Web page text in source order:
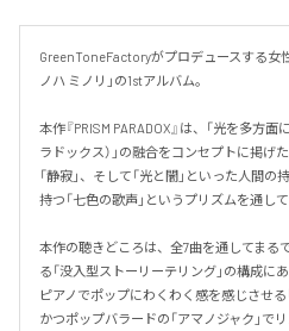
GreenToneFactoryがプロデュースする女
ノハ ミノリ」の1stアルバム。
本作『PRISM PARADOX』は、「光を多方面
ラドックス）」の融合をコンセプトに掲げた
「静寂」、そして「光と闇」といった人間
持つ「七色の歌声」というプリズムを通し
本作の聴きどころは、全7曲を通してまる
る「没入型ストーリーテリング」の構成にあ
ピアノでポップにわくわく感を感じさせる
かつポップバラードの「アマノジャク」で